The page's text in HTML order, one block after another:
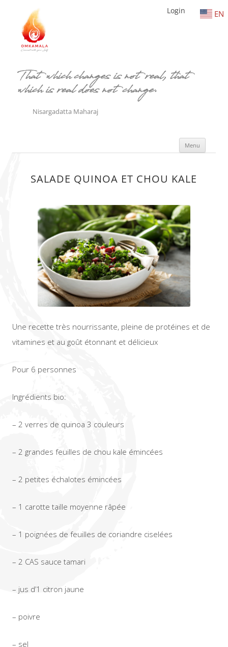
Login
That which changes is not real, that
which is real does not change.
Nisargadatta Maharaj
Menu
SALADE QUINOA ET CHOU KALE
Une recette très nourrissante, pleine de protéines et de
vitamines et au goût étonnant et délicieux
Pour 6 personnes
Ingrédients bio:
– 2 verres de quinoa 3 couleurs
– 2 grandes feuilles de chou kale émincées
– 2 petites échalotes émincées
– 1 carotte taille moyenne râpée
– 1 poignées de feuilles de coriandre ciselées
– 2 CAS sauce tamari
– jus d’1 citron jaune
– poivre
– sel
EN